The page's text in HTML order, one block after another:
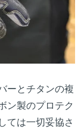
ーとチタンの複
ン製のプロテク
ては一切妥協さ